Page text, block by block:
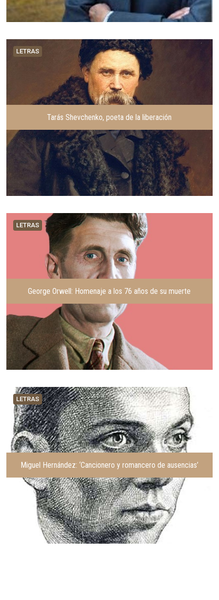
LETRAS
Tarás Shevchenko, poeta de la liberación
LETRAS
George Orwell: Homenaje a los 76 años de su muerte
LETRAS
Miguel Hernández: ‘Cancionero y romancero de ausencias’